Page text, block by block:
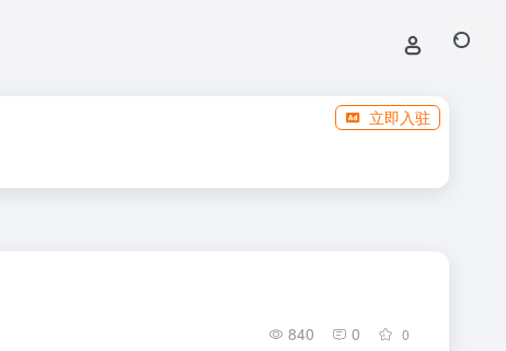
立即入驻
840 0 0